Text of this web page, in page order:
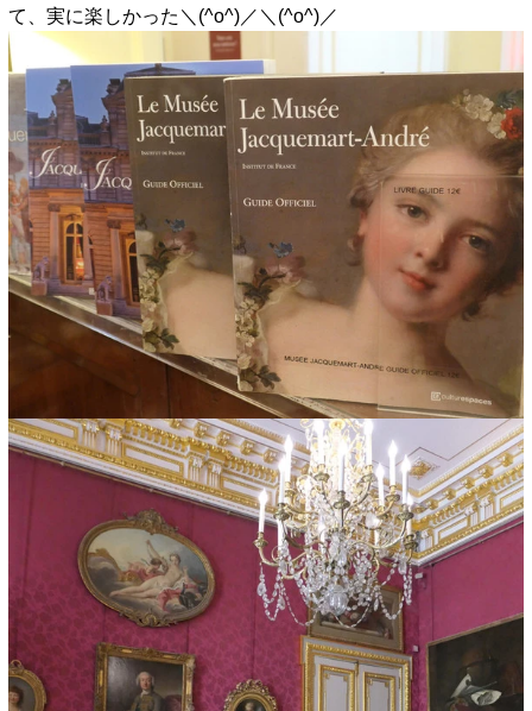
て、実に楽しかった＼(^o^)／＼(^o^)／